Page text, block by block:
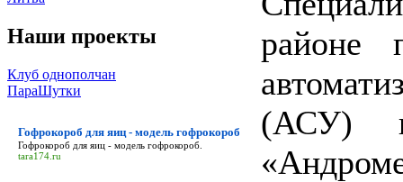
Наши проекты
Клуб однополчан
ПараШутки
Гофрокороб для яиц - модель гофрокороб
Гофрокороб для яиц - модель гофрокороб.
tara174.ru
районе
(АСУ)